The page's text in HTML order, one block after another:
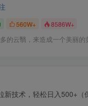
560W+ 8586W+
的云翳，来造成一个美丽的
新技术，轻松日入500+（